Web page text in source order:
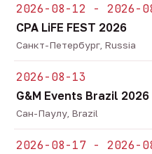
2026-08-12 - 2026-
CPA LiFE FEST 2026
Санкт-Петербург, Russia
2026-08-13
G&M Events Brazil 2026
Сан-Паулу, Brazil
2026-08-17 - 2026-